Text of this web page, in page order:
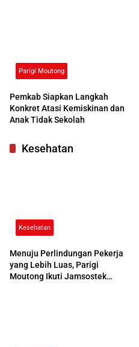
Parigi Moutong
Pemkab Siapkan Langkah
Konkret Atasi Kemiskinan dan
Anak Tidak Sekolah
Kesehatan
Kesehatan
Menuju Perlindungan Pekerja
yang Lebih Luas, Parigi
Moutong Ikuti Jamsostek